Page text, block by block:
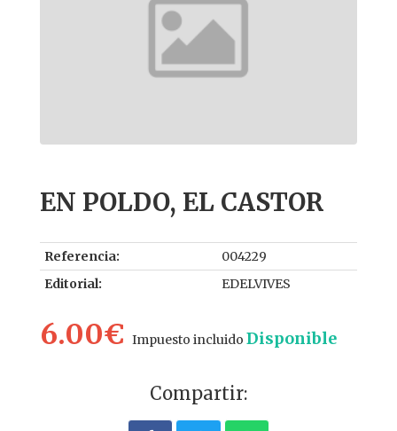
EN POLDO, EL CASTOR
Referencia:
004229
Editorial:
EDELVIVES
6.00€ Impuesto incluido Disponible
Compartir: